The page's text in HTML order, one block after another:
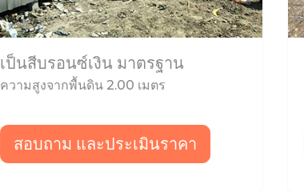
เป็นสีบรอนซ์เงิน มาตรฐาน
ความสูงจากพื้นดิน 2.00 เมตร
สอบถาม และประเมินราคา